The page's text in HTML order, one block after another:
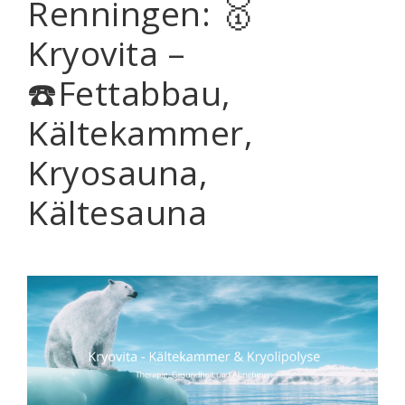
Renningen: 🥇
Kryovita –
☎️Fettabbau,
Kältekammer,
Kryosauna,
Kältesauna